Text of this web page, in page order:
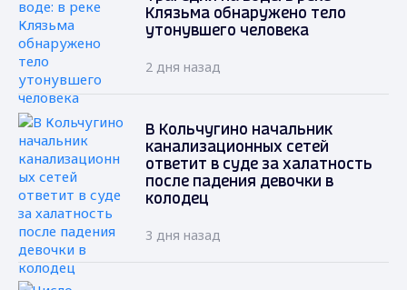
Клязьма обнаружено тело
утонувшего человека
2 дня назад
В Кольчугино начальник
канализационных сетей
ответит в суде за халатность
после падения девочки в
колодец
3 дня назад